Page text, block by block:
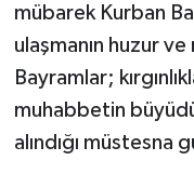
mübarek Kurban
ulaşmanın huzur
Bayramlar;
muhabbetin
alındığı müstesna